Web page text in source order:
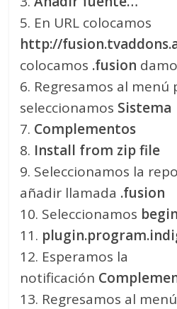
5. En URL colocamos
http://
colocamos .fusion
6. Regresamos al menú
seleccionamos Sistema
7. Complementos
8. Install from zip file
9. Seleccionamos la
añadir llamada .fusion
10. Seleccionamos
11.
12. Esperamos la
notificación
13. Regresamos al